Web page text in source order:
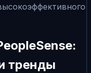
тренды